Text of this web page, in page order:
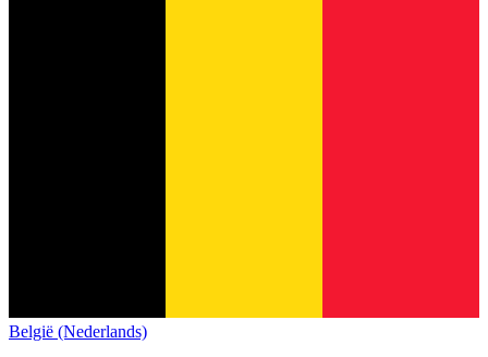
België (Nederlands)